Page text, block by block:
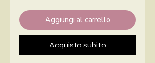
Aggiungi al carrello
Acquista subito